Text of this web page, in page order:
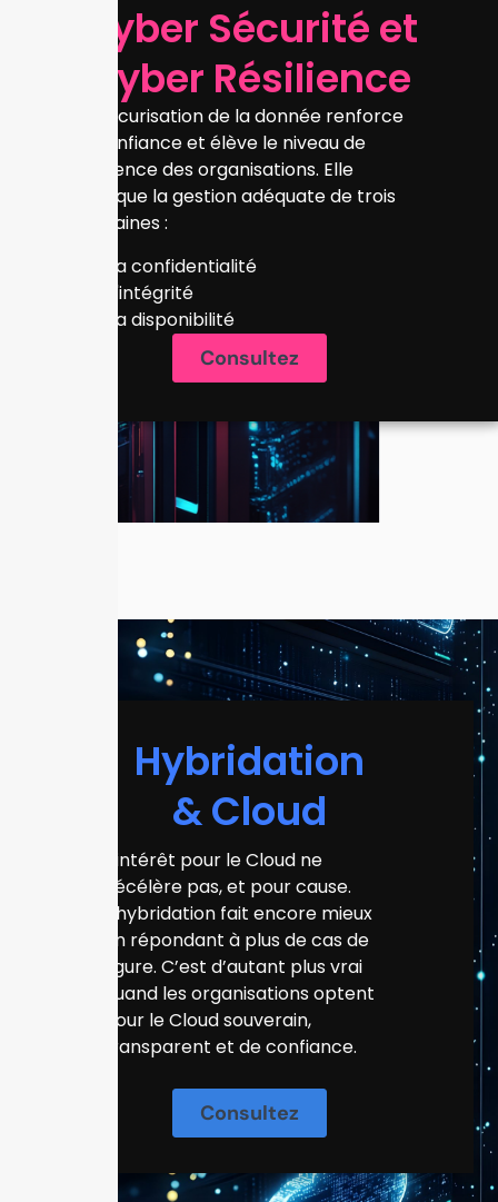
Cyber Sécurité et
Cyber Résilience
La sécurisation de la donnée renforce
la confiance et élève le niveau de
résilience des organisations. Elle
implique la gestion adéquate de trois
domaines :
La confidentialité
L'intégrité
La disponibilité
Consultez
Hybridation
& Cloud
L’intérêt pour le Cloud ne
décélère pas, et pour cause.
L’hybridation fait encore mieux
en répondant à plus de cas de
figure. C’est d’autant plus vrai
quand les organisations optent
pour le Cloud souverain,
transparent et de confiance.
Consultez